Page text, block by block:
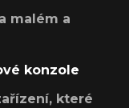
malém a
konzole
které